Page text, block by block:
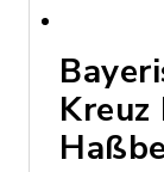
Kreuz